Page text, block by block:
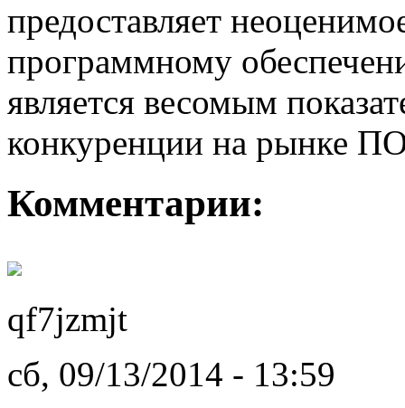
предоставляет
программному
является весомым
конкуренции на рынке
Комментарии:
qf7jzmjt
сб, 09/13/2014 - 13:59